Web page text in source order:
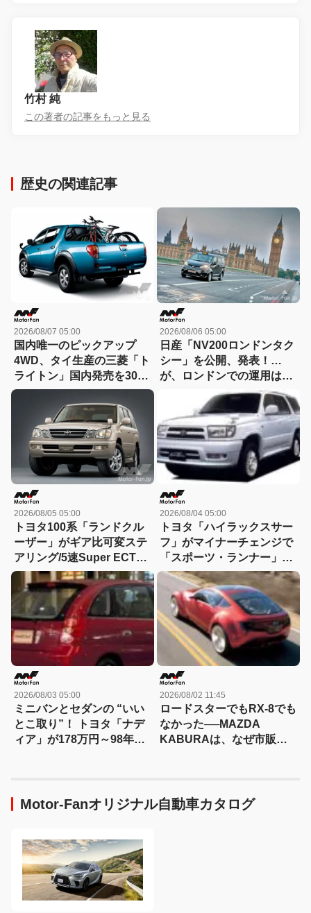
竹村 純
この著者の記事をもっと見る
歴史の関連記事
2026/08/07 05:00
国内唯一のピックアップ
4WD、タイ生産の三菱「ト
ライトン」国内発売を300
万台限定/294万円で06年に
先行予約スタート！【今日
は何の日？8月7日】
2026/08/06 05:00
日産「NV200ロンドンタク
シー」を公開、発表！…
が、ロンドンでの運用は実
現できず(涙)【今日は何の
日？8月6日】
2026/08/05 05:00
トヨタ100系「ランドクル
ーザー」がギア比可変ステ
アリング/5速Super ECTを
採用し380万円～02年にマ
イナーチェンジ！【今日は
何の日？8月5日】
2026/08/04 05:00
トヨタ「ハイラックスサー
フ」がマイナーチェンジで
「スポーツ・ランナー」を
230万円で3代目に追加【今
日は何の日？8月4日】
2026/08/03 05:00
ミニバンとセダンの “いい
とこ取り”！ トヨタ「ナデ
ィア」が178万円～98年に
2026/08/02 11:45
ロードスターでもRX-8でも
なかった──MAZDA
KABURAは、なぜ市販さ
Motor-Fanオリジナル自動車カタログ